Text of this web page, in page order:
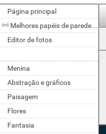
Página principal
Melhores papéis de parede do dia
Editor de fotos
Menina
Abstração e gráficos
Paisagem
Flores
Fantasia